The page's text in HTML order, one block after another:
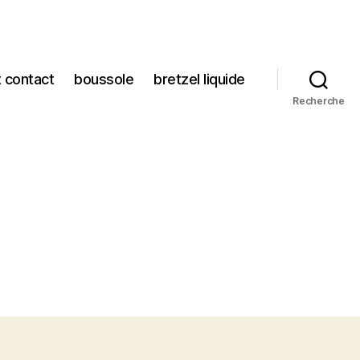
contact boussole bretzel liquide
Recherche